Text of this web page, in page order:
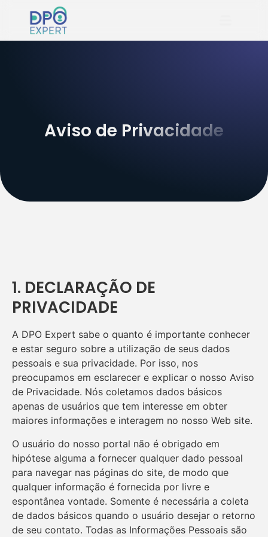
Aviso de Privacidade
1. DECLARAÇÃO DE
PRIVACIDADE
A DPO Expert sabe o quanto é importante conhecer
e estar seguro sobre a utilização de seus dados
pessoais e sua privacidade. Por isso, nos
preocupamos em esclarecer e explicar o nosso Aviso
de Privacidade. Nós coletamos dados básicos
apenas de usuários que tem interesse em obter
maiores informações e interagem no nosso Web site.
O usuário do nosso portal não é obrigado em
hipótese alguma a fornecer qualquer dado pessoal
para navegar nas páginas do site, de modo que
qualquer informação é fornecida por livre e
espontânea vontade. Somente é necessária a coleta
de dados básicos quando o usuário desejar o retorno
de seu contato. Todas as Informações Pessoais são